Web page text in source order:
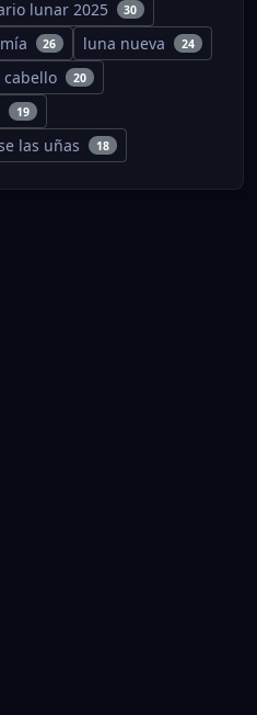
lunar 2025 30
26 luna nueva 24
cabello 20
19
las uñas 18